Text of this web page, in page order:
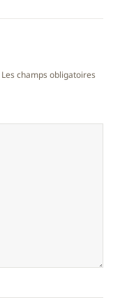
Les champs obligatoires